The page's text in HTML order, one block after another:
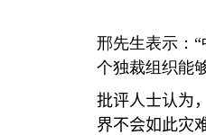
邢先生表示：
个独裁组织能
批评人士认为
界不会如此灾